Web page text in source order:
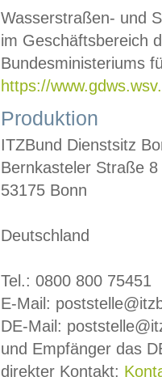
Wasserstraßen- und
im Geschäftsbereich
Bundesministeriums
https://
Produktion
ITZBund Dienstsitz
Bernkasteler Straße 8
53175 Bonn
Deutschland
Tel.: 0800 800 75451
E-Mail:
DE-Mail:
und Empfänger das
direkter Kontakt: